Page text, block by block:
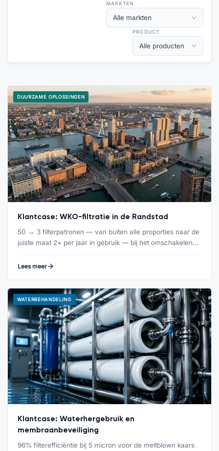
MARKTEN
PRODUCT
DUURZAME OPLOSSINGEN
Klantcase: WKO-filtratie in de Randstad
50 → 3 filterpatronen — van buiten alle proporties naar de
juiste maat 2× per jaar in gebruik — bij het omschakelen…
Lees meer
WATERBEHANDELING
Klantcase: Waterhergebruik en
membraanbeveiliging
96% filterefficiëntie bij 5 micron voor de meltblown kaars